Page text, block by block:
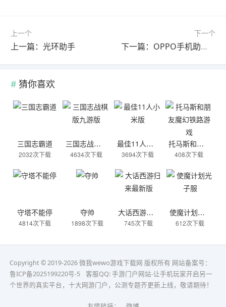
上一个
上一篇：光环助手
下一个
下一篇：OPPO手机助手官网电脑版
猜你喜欢
三国志霸道
2032次下载
三国志战棋版九游版
4634次下载
最佳11人小米版
3694次下载
托马斯和朋友魔幻铁路游戏
408次下载
守塔不能停
4814次下载
夺帅
1898次下载
大话西游归来最新版
745次下载
使魔计划光子服
612次下载
Copyright © 2019-2026 微我wewo游戏下载网 版权所有 网站备案号：
鲁ICP备2025199220号-5
客服QQ:手游门户网站-让手机玩家开启另一
个世界的真实平台，十大网游门户，公测专题齐更新上线，敬请期待！